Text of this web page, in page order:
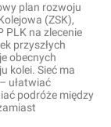
plan rozwoju
(ZSK),
PLK na zlecenie
przyszłych
obecnych
kolei. Sieć ma
ułatwiać
podróże między